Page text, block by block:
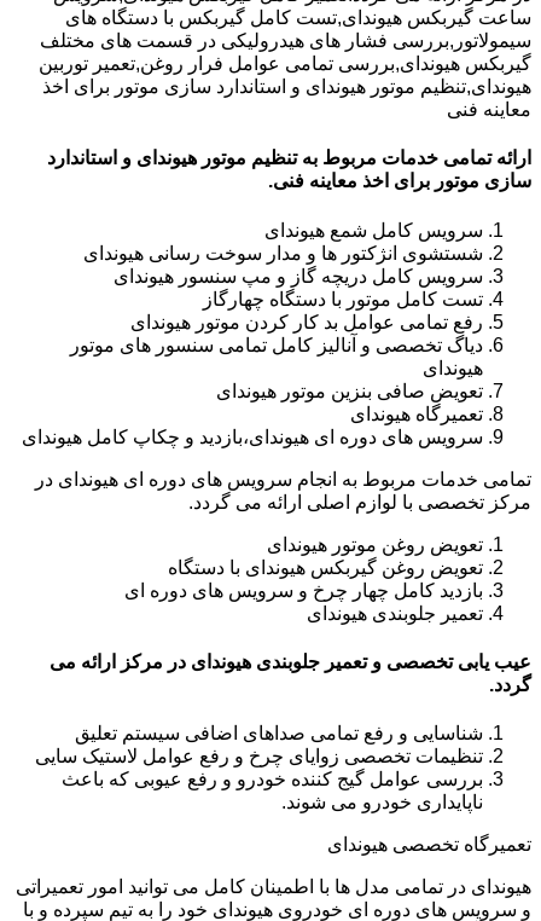
ساعت گیربکس هیوندای,تست کامل گیربکس با دستگاه های
سیمولاتور,بررسی فشار های هیدرولیکی در قسمت های مختلف
گیربکس هیوندای,بررسی تمامی عوامل فرار روغن,تعمیر توربین
هیوندای,تنظیم موتور هیوندای و استاندارد سازی موتور برای اخذ
معاینه فنی
ارائه تمامی خدمات مربوط به تنظیم موتور هیوندای و استاندارد
سازی موتور برای اخذ معاینه فنی.
سرویس کامل شمع هیوندای
شستشوی انژکتور ها و مدار سوخت رسانی هیوندای
سرویس کامل دریچه گاز و مپ سنسور هیوندای
تست کامل موتور با دستگاه چهارگاز
رفع تمامی عوامل بد کار کردن موتور هیوندای
دیاگ تخصصی و آنالیز کامل تمامی سنسور های موتور
هیوندای
تعویض صافی بنزین موتور هیوندای
تعمیرگاه هیوندای
سرویس های دوره ای هیوندای،بازدید و چکاپ کامل هیوندای
تمامی خدمات مربوط به انجام سرویس های دوره ای هیوندای در
مرکز تخصصی با لوازم اصلی ارائه می گردد.
تعویض روغن موتور هیوندای
تعویض روغن گیربکس هیوندای با دستگاه
بازدید کامل چهار چرخ و سرویس های دوره ای
تعمیر جلوبندی هیوندای
عیب یابی تخصصی و تعمیر جلوبندی هیوندای در مرکز ارائه می
گردد.
شناسایی و رفع تمامی صداهای اضافی سیستم تعلیق
تنظیمات تخصصی زوایای چرخ و رفع عوامل لاستیک سایی
بررسی عوامل گیج کننده خودرو و رفع عیوبی که باعث
ناپایداری خودرو می شوند.
تعمیرگاه تخصصی هیوندای
هیوندای در تمامی مدل ها با اطمینان کامل می توانید امور تعمیراتی
و سرویس های دوره ای خودروی هیوندای خود را به تیم سپرده و با